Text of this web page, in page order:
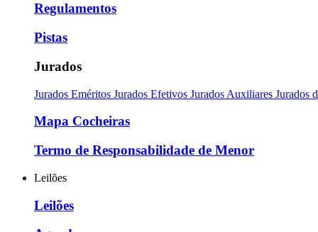
Regulamentos
Pistas
Jurados
Jurados Eméritos Jurados Efetivos Jurados Auxiliares Jurados
Mapa Cocheiras
Termo de Responsabilidade de Menor
Leilões
Leilões